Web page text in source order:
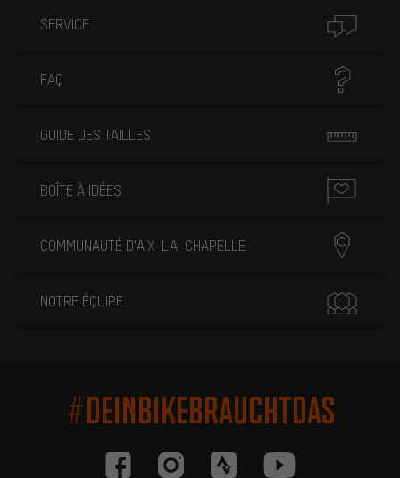
SERVICE
FAQ
GUIDE DES TAILLES
BOÎTE À IDÉES
COMMUNAUTÉ D'AIX-LA-CHAPELLE
NOTRE ÉQUIPE
#DEINBIKEBRAUCHTDAS